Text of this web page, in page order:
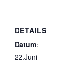
DETAILS
Datum:
22.Juni